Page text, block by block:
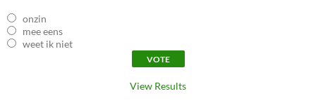
onzin
mee eens
weet ik niet
View Results